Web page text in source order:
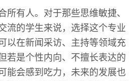
所有人。对于那些思维敏捷、
流的学生来说，选择这个专业
以在新闻采访、主持等领域充
若是个性内向、不擅长表达的
能会感到吃力，未来的发展也